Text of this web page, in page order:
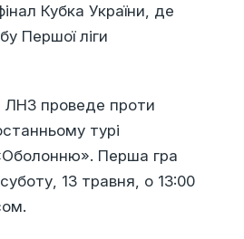
Кубка України, де
Першої ліги
проведе проти
турі
Перша гра
13 травня, о 13:00